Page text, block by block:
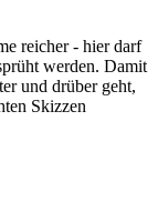
reicher - hier darf
werden. Damit
und drüber geht,
Skizzen